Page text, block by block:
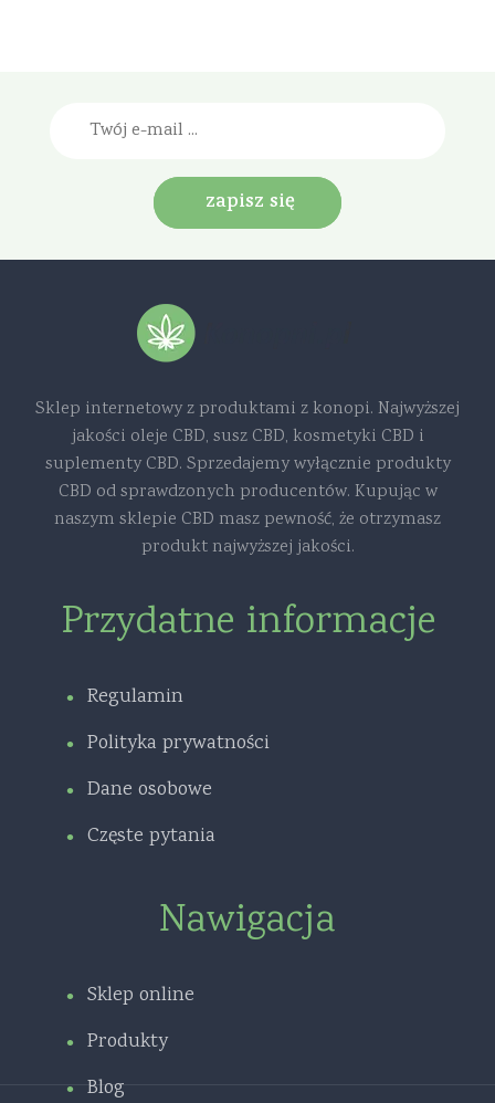
zapisz się
Sklep internetowy z produktami z konopi. Najwyższej
jakości oleje CBD, susz CBD, kosmetyki CBD i
suplementy CBD. Sprzedajemy wyłącznie produkty
CBD od sprawdzonych producentów. Kupując w
naszym sklepie CBD masz pewność, że otrzymasz
produkt najwyższej jakości.
Przydatne informacje
Regulamin
Polityka prywatności
Dane osobowe
Częste pytania
Nawigacja
Sklep online
Produkty
Blog